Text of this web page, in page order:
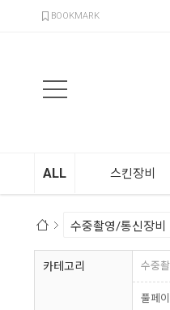
BOOKMARK
ALL 스킨장비
카테고리 수중
풀페